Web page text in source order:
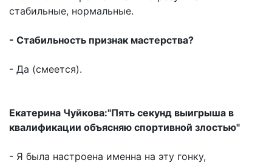
стабильные, нормальные.
- Стабильность признак мастерства?
- Да (смеется).
Екатерина Чуйкова:"Пять секунд выигрыша в
квалификации объясняю спортивной злостью"
- Я была настроена именна на эту гонку,